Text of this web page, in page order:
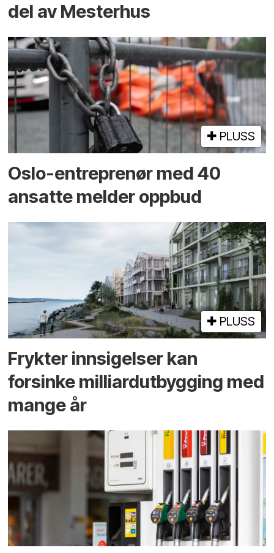
del av Mesterhus
PLUSS
Oslo-entreprenør med 40
ansatte melder oppbud
PLUSS
Frykter innsigelser kan
forsinke milliard­utbygging med
mange år